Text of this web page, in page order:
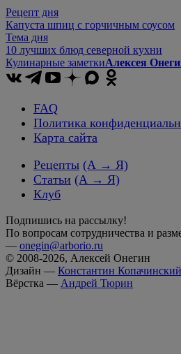
Рецепт дня
Капуста шпиц с горчичным соусом
Тема дня
10 лучших блюд северной кухни
Кулинарные заметкиАлексея
FAQ
Политика
Карта сайта
Рецепты (А → Я)
Статьи (А → Я)
Клуб
Подпишись на рассылку!
По вопросам сотрудничества и
— onegin@arborio.ru
© 2008-2026, Алексей Онегин
Дизайн — Константин Копачинский
Вёрстка — Андрей Тюрин